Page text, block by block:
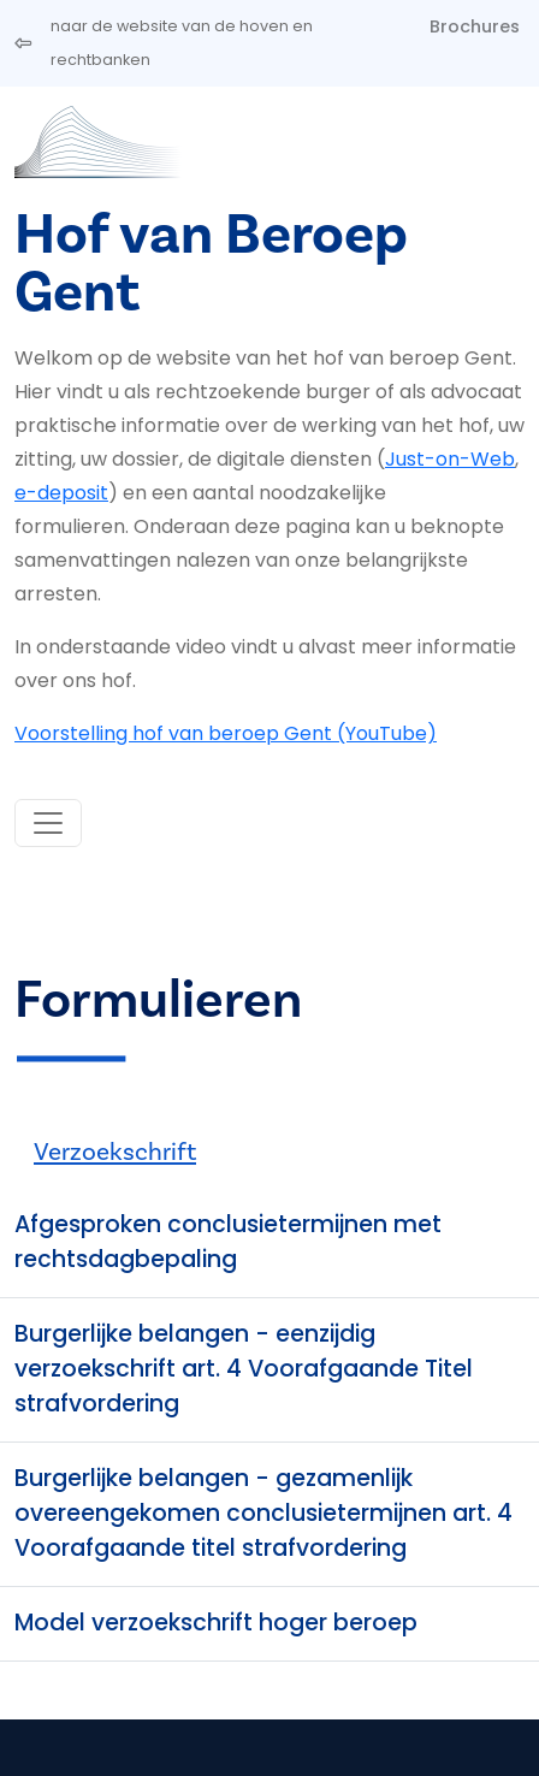
Overslaan en naar de inhoud gaan
naar de website van de hoven en
rechtbanken
Brochures
Hof van Beroep
Gent
Welkom op de website van het hof van beroep Gent.
Hier vindt u als rechtzoekende burger of als advocaat
praktische informatie over de werking van het hof, uw
zitting, uw dossier, de digitale diensten (Just-on-Web,
e-deposit) en een aantal noodzakelijke
formulieren. Onderaan deze pagina kan u beknopte
samenvattingen nalezen van onze belangrijkste
arresten.
In onderstaande video vindt u alvast meer informatie
over ons hof.
Voorstelling hof van beroep Gent (YouTube)
Formulieren
Verzoekschrift
Afgesproken conclusietermijnen met
rechtsdagbepaling
Burgerlijke belangen - eenzijdig
verzoekschrift art. 4 Voorafgaande Titel
strafvordering
Burgerlijke belangen - gezamenlijk
overeengekomen conclusietermijnen art. 4
Voorafgaande titel strafvordering
Model verzoekschrift hoger beroep